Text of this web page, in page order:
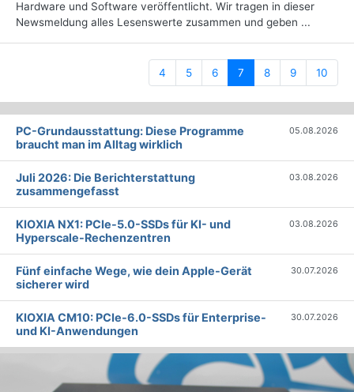
Hardware und Software veröffentlicht. Wir tragen in dieser
Newsmeldung alles Lesenswerte zusammen und geben ...
4 5 6 7 (current)
8 9 10
PC-Grundausstattung: Diese Programme
braucht man im Alltag wirklich
05.08.2026
Juli 2026: Die Bericht­erstattung
zusammengefasst
03.08.2026
KIOXIA NX1: PCIe-5.0-SSDs für KI- und
Hyperscale-Rechenzentren
03.08.2026
Fünf einfache Wege, wie dein Apple-Gerät
sicherer wird
30.07.2026
KIOXIA CM10: PCIe-6.0-SSDs für Enterprise-
und KI-Anwendungen
30.07.2026